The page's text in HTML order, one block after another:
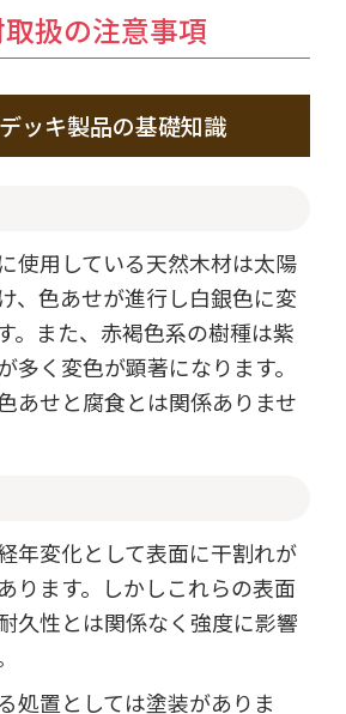
扱の注意事項
ッキ製品の基礎知識
使用している天然木材は太陽
、色あせが進行し白銀色に変
。また、赤褐色系の樹種は紫
多く変色が顕著になります。
あせと腐食とは関係ありませ
年変化として表面に干割れが
ります。しかしこれらの表面
久性とは関係なく強度に影響
処置としては塗装がありま